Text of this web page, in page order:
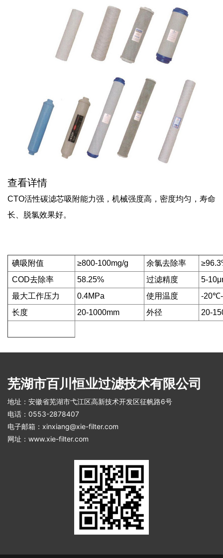
查看详情
CTO活性碳滤芯吸附能力强，机械强度高，密度均匀，寿命
长、脱氯效果好。
碘吸附值 ≥800-100mg/g 余氯去除率
COD去除率
58.25% 过滤精度
5-
最大工作压力
0.4MPa 使用温度
-
长度
20-1000mm 外径 20-
芜湖市百川恒业过滤技术有限公司
地址： 安徽省芜湖市弋江区高新技术开发区征帆路6号
电话 ： 0553-2878407
电子邮箱 ： xinxiang@xie-filter.com
网址： www.xie-filter.com